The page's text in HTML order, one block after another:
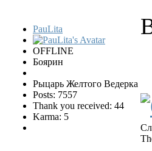
PauLita
OFFLINE
Боярин
Рыцарь Желтого Ведерка
Posts: 7557
Thank you received: 44
Karma: 5